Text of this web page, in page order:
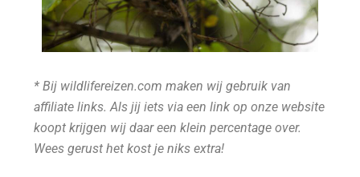
* Bij wildlifereizen.com maken wij gebruik van
affiliate links. Als jij iets via een link op onze website
koopt krijgen wij daar een klein percentage over.
Wees gerust het kost je niks extra!